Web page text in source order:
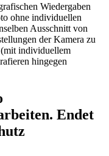
Wiedergaben
ohne individuellen
Ausschnitt von
der Kamera zu
individuellem
hingegen
Endet